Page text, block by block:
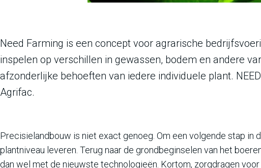
Need Farming is een concept voor agrarische
inspelen op verschillen in gewassen, bodem en andere
afzonderlijke behoeften van iedere individuele plant.
Agrifac.
Precisielandbouw is niet exact genoeg. Om een volgende stap in
plantniveau leveren. Terug naar de grondbeginselen van het
dan wel met de nieuwste technologieën. Kortom, zorgdragen